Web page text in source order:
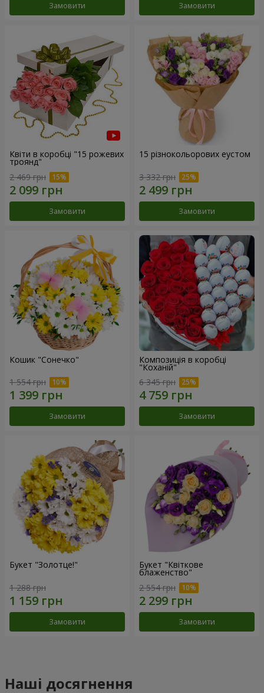
Замовити Замовити
Квіти в коробці "15 рожевих
троянд"
2 469 грн
Замовити
15 різнокольорових еустом
3 332 грн
Замовити
Кошик "Сонечко"
1 554 грн
Замовити
Композиція в коробці
"Коханій"
6 345 грн
Замовити
Букет "Золотце!"
1 288 грн
Замовити
Букет "Квіткове
блаженство"
2 554 грн
Замовити
Наші досягнення